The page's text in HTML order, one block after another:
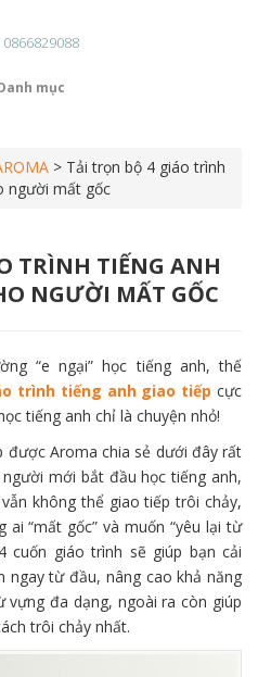
0866829088
mục
> Tải trọn bộ 4 giáo trình
người mất gốc
TRÌNH TIẾNG ANH
NGƯỜI MẤT GỐC
“e ngại” học tiếng anh, thế
trình tiếng anh giao tiếp cực
tiếng anh chỉ là chuyện nhỏ!
được Aroma chia sẻ dưới đây rất
mới bắt đầu học tiếng anh,
không thể giao tiếp trôi chảy,
“mất gốc” và muốn “yêu lại từ
cuốn giáo trình sẽ giúp bạn cải
ngay từ đầu, nâng cao khả năng
vựng đa dạng, ngoài ra còn giúp
trôi chảy nhất.